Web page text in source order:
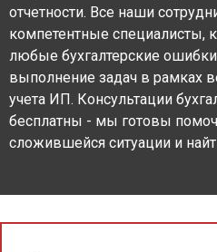
отчетности. Все наши
компетентные специалисты,
любые бухгалтерские
выполнение задач в рамках
учета ИП. Консультации
бесплатны - мы готовы
сложившейся ситуации и